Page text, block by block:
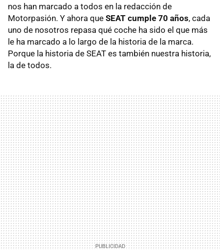
nos han marcado a todos en la redacción de
Motorpasión. Y ahora que SEAT cumple 70 años, cada
uno de nosotros repasa qué coche ha sido el que más
le ha marcado a lo largo de la historia de la marca.
Porque la historia de SEAT es también nuestra historia,
la de todos.